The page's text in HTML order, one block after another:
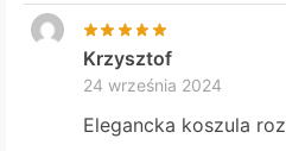
Krzysztof
24 września 2024
Elegancka koszula